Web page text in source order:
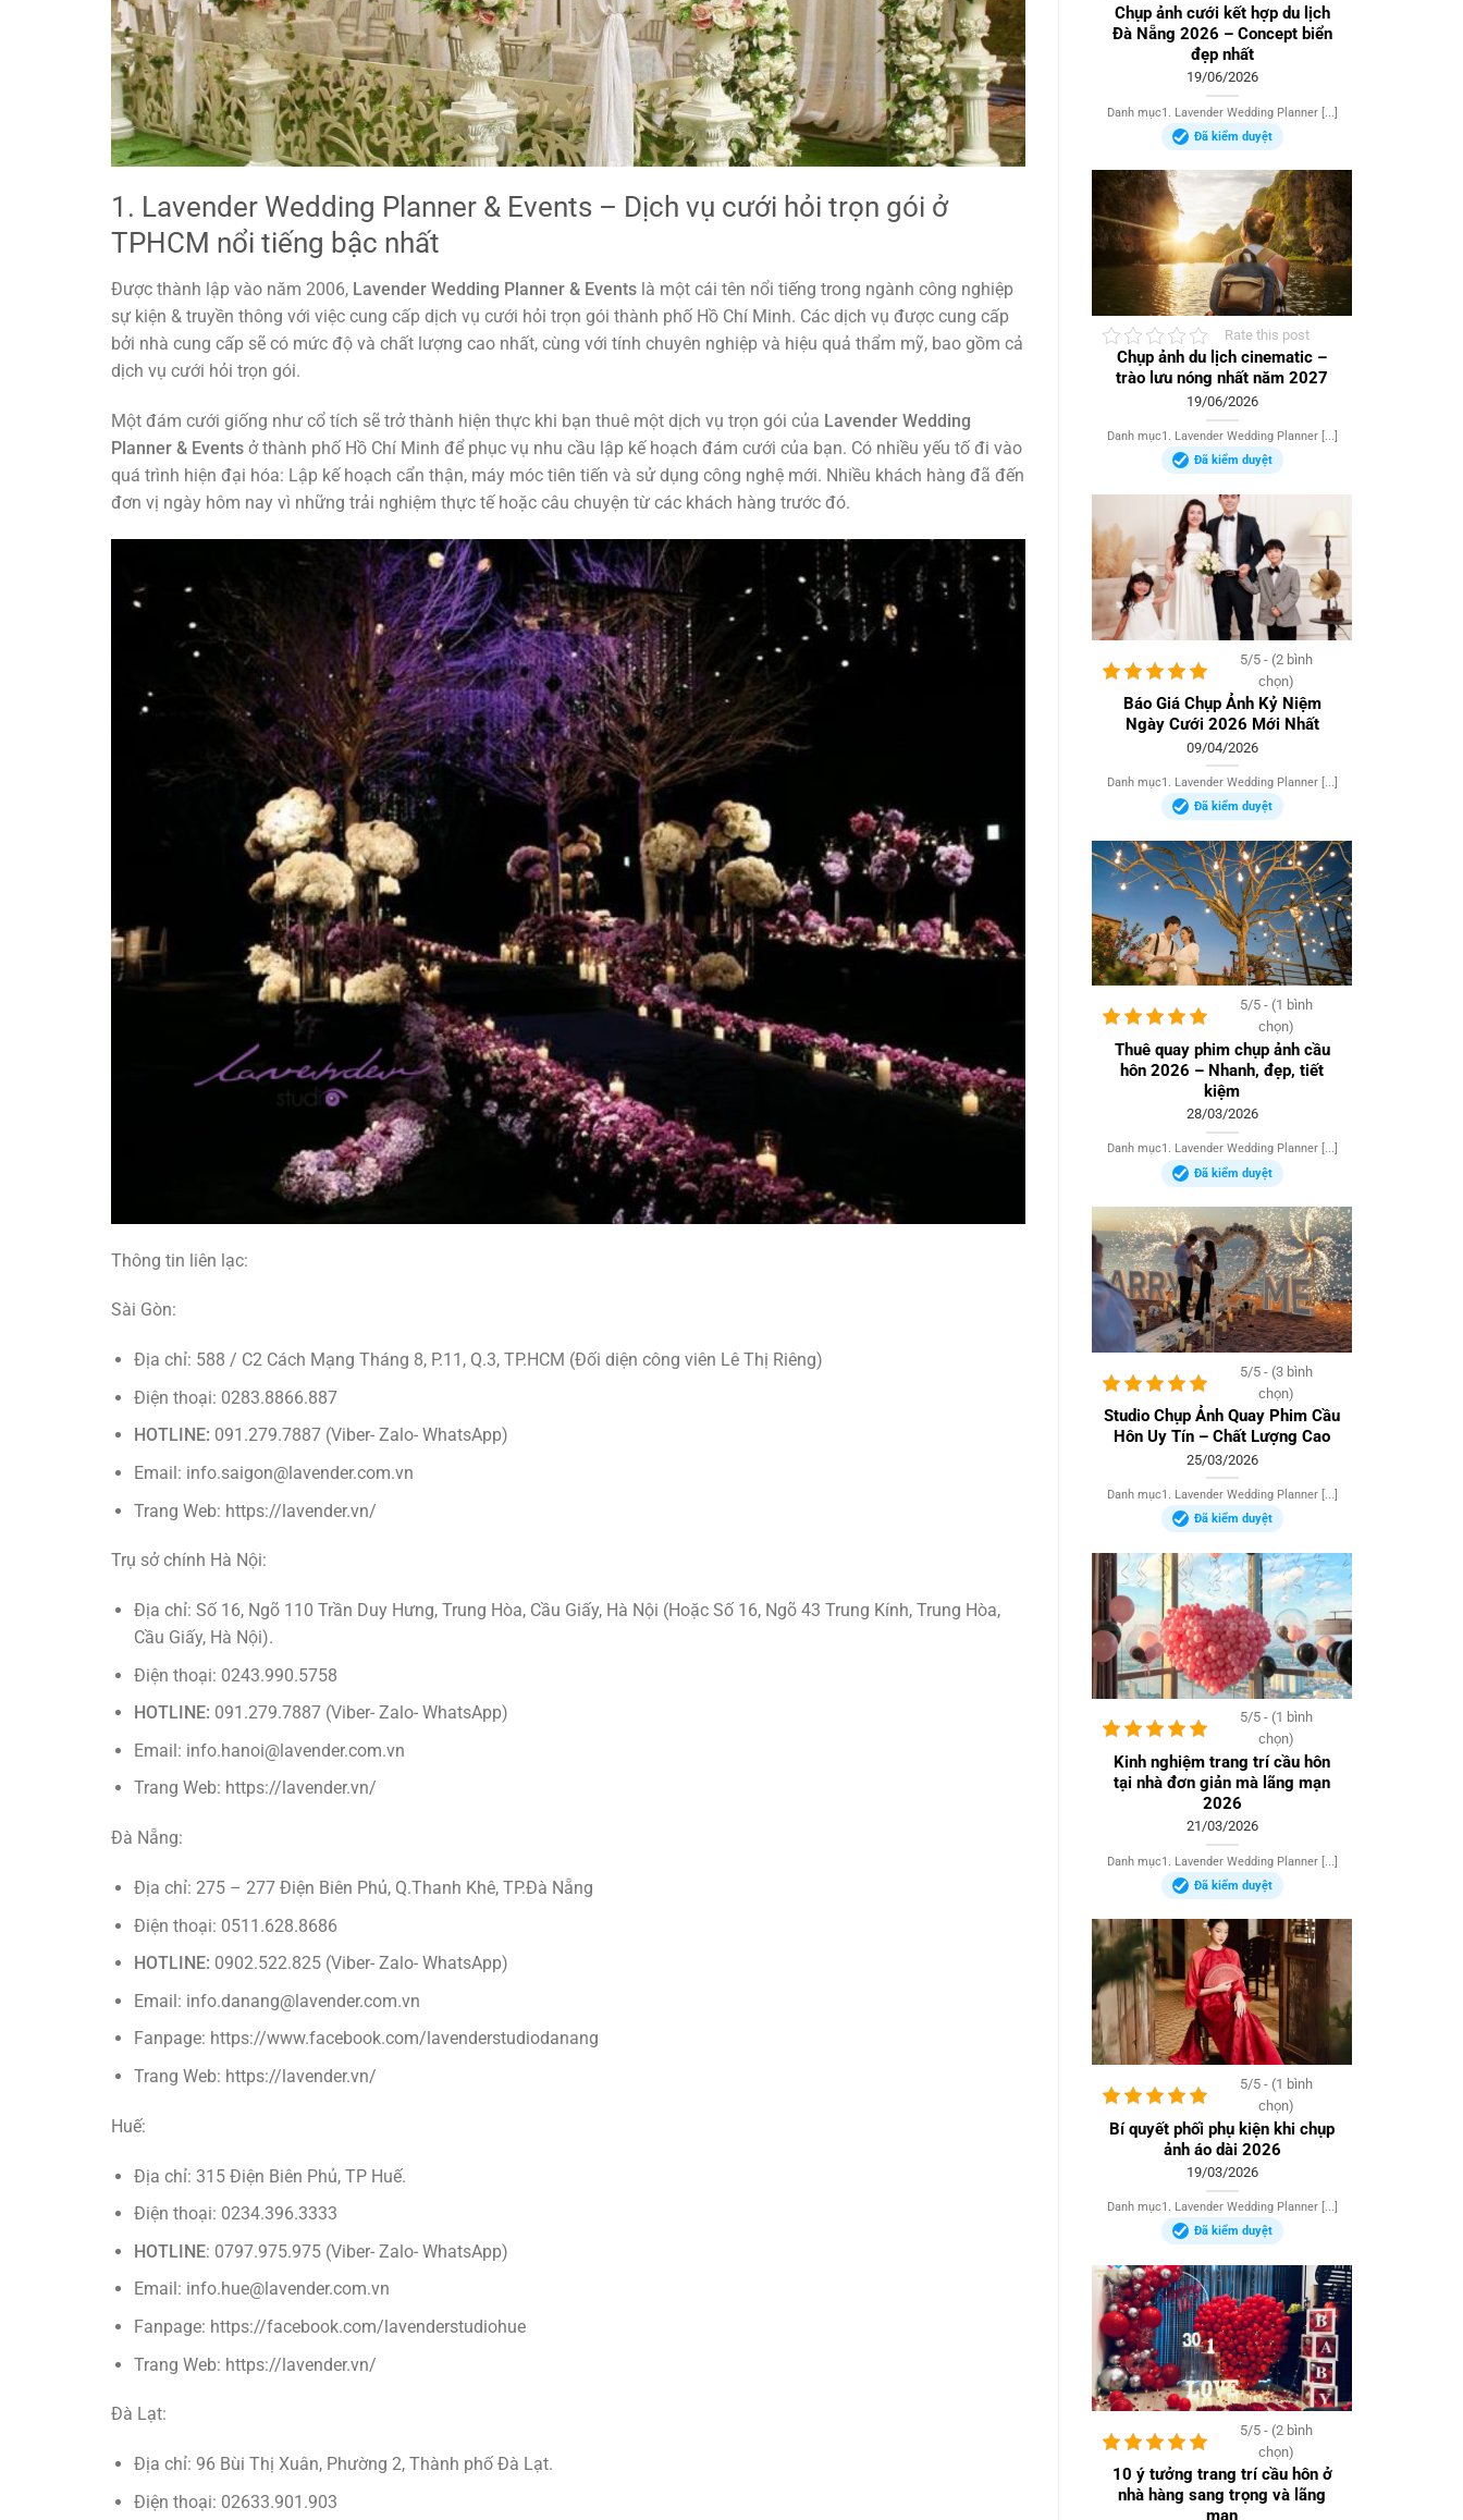
1. Lavender Wedding Planner & Events – Dịch vụ cưới hỏi trọn gói ở
TPHCM nổi tiếng bậc nhất
Được thành lập vào năm 2006, Lavender Wedding Planner & Events là một cái tên nổi tiếng trong ngành công nghiệp
sự kiện & truyền thông với việc cung cấp dịch vụ cưới hỏi trọn gói thành phố Hồ Chí Minh. Các dịch vụ được cung cấp
bởi nhà cung cấp sẽ có mức độ và chất lượng cao nhất, cùng với tính chuyên nghiệp và hiệu quả thẩm mỹ, bao gồm cả
dịch vụ cưới hỏi trọn gói.
Một đám cưới giống như cổ tích sẽ trở thành hiện thực khi bạn thuê một dịch vụ trọn gói của Lavender Wedding
Planner & Events ở thành phố Hồ Chí Minh để phục vụ nhu cầu lập kế hoạch đám cưới của bạn. Có nhiều yếu tố đi vào
quá trình hiện đại hóa: Lập kế hoạch cẩn thận, máy móc tiên tiến và sử dụng công nghệ mới. Nhiều khách hàng đã đến
đơn vị ngày hôm nay vì những trải nghiệm thực tế hoặc câu chuyện từ các khách hàng trước đó.
Thông tin liên lạc:
Sài Gòn:
Địa chỉ: 588 / C2 Cách Mạng Tháng 8, P.11, Q.3, TP.HCM (Đối diện công viên Lê Thị Riêng)
Điện thoại: 0283.8866.887
HOTLINE: 091.279.7887 (Viber- Zalo- WhatsApp)
Email: info.saigon@lavender.com.vn
Trang Web: https://lavender.vn/
Trụ sở chính Hà Nội:
Địa chỉ: Số 16, Ngõ 110 Trần Duy Hưng, Trung Hòa, Cầu Giấy, Hà Nội (Hoặc Số 16, Ngõ 43 Trung Kính, Trung Hòa,
Cầu Giấy, Hà Nội).
Điện thoại: 0243.990.5758
HOTLINE: 091.279.7887 (Viber- Zalo- WhatsApp)
Email: info.hanoi@lavender.com.vn
Trang Web: https://lavender.vn/
Đà Nẵng:
Địa chỉ: 275 – 277 Điện Biên Phủ, Q.Thanh Khê, TP.Đà Nẵng
Điện thoại: 0511.628.8686
HOTLINE: 0902.522.825 (Viber- Zalo- WhatsApp)
Email: info.danang@lavender.com.vn
Fanpage: https://www.facebook.com/lavenderstudiodanang
Trang Web: https://lavender.vn/
Huế:
Địa chỉ: 315 Điện Biên Phủ, TP Huế.
Điện thoại: 0234.396.3333
HOTLINE: 0797.975.975 (Viber- Zalo- WhatsApp)
Email: info.hue@lavender.com.vn
Fanpage: https://facebook.com/lavenderstudiohue
Trang Web: https://lavender.vn/
Đà Lạt:
Địa chỉ: 96 Bùi Thị Xuân, Phường 2, Thành phố Đà Lạt.
Điện thoại: 02633.901.903
Chụp ảnh cưới kết hợp du lịch
Đà Nẵng 2026 – Concept biển
đẹp nhất
19/06/2026
Danh mục1. Lavender Wedding Planner [...]
Đã kiểm duyệt
Rate this post
Chụp ảnh du lịch cinematic –
trào lưu nóng nhất năm 2027
19/06/2026
Danh mục1. Lavender Wedding Planner [...]
Đã kiểm duyệt
5/5 - (2 bình
chọn)
Báo Giá Chụp Ảnh Kỷ Niệm
Ngày Cưới 2026 Mới Nhất
09/04/2026
Danh mục1. Lavender Wedding Planner [...]
Đã kiểm duyệt
5/5 - (1 bình
chọn)
Thuê quay phim chụp ảnh cầu
hôn 2026 – Nhanh, đẹp, tiết
kiệm
28/03/2026
Danh mục1. Lavender Wedding Planner [...]
Đã kiểm duyệt
5/5 - (3 bình
chọn)
Studio Chụp Ảnh Quay Phim Cầu
Hôn Uy Tín – Chất Lượng Cao
25/03/2026
Danh mục1. Lavender Wedding Planner [...]
Đã kiểm duyệt
5/5 - (1 bình
chọn)
Kinh nghiệm trang trí cầu hôn
tại nhà đơn giản mà lãng mạn
2026
21/03/2026
Danh mục1. Lavender Wedding Planner [...]
Đã kiểm duyệt
5/5 - (1 bình
chọn)
Bí quyết phối phụ kiện khi chụp
ảnh áo dài 2026
19/03/2026
Danh mục1. Lavender Wedding Planner [...]
Đã kiểm duyệt
5/5 - (2 bình
chọn)
10 ý tưởng trang trí cầu hôn ở
nhà hàng sang trọng và lãng
mạn